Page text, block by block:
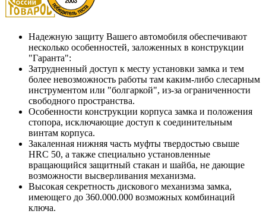
Надежную защиту Вашего автомобиля обеспечивают
несколько особенностей, заложенных в конструкции
"Гаранта":
Затрудненный доступ к месту установки замка и тем
более невозможность работы там каким-либо слесарным
инструментом или "болгаркой", из-за ограниченности
свободного пространства.
Особенности конструкции корпуса замка и положения
стопора, исключающие доступ к соединительным
винтам корпуса.
Закаленная нижняя часть муфты твердостью свыше
HRC 50, а также специально установленные
вращающийся защитный стакан и шайба, не дающие
возможности высверливания механизма.
Высокая секретность дискового механизма замка,
имеющего до 360.000.000 возможных комбинаций
ключа.